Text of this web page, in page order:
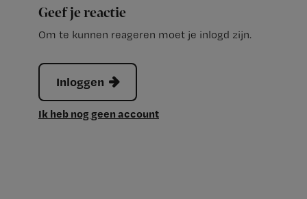
Geef je reactie
Om te kunnen reageren moet je inlogd zijn.
Inloggen
Ik heb nog geen account